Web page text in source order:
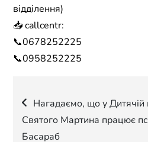
відділення)
📥 callcentr:
📞0678252225
📞0958252225
Навігація
записів
Нагадаємо, що у Дитячій
Святого Мартина працює
Басараб